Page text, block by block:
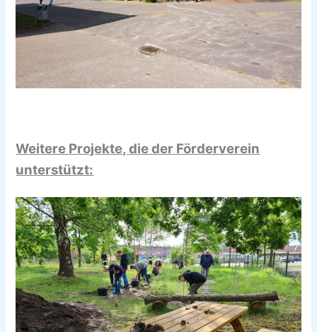
Weitere Projekte, die der Förderverein
unterstützt: